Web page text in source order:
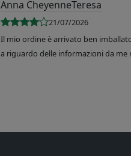
Anna CheyenneTeresa
21/07/2026
Il mio ordine è arrivato ben
a riguardo delle informazioni da me